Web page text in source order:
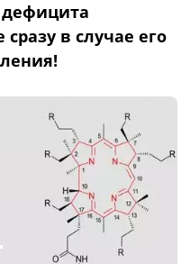
в случае его